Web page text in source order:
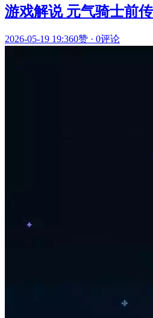
游戏解说 元气骑士前
2026-05-19 19:360赞 · 0评论